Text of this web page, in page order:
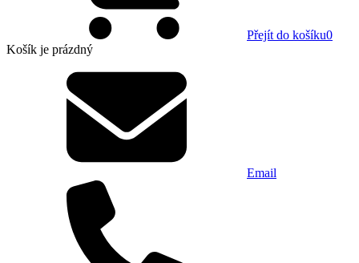
Přejít do košíku0
Košík je prázdný
Email